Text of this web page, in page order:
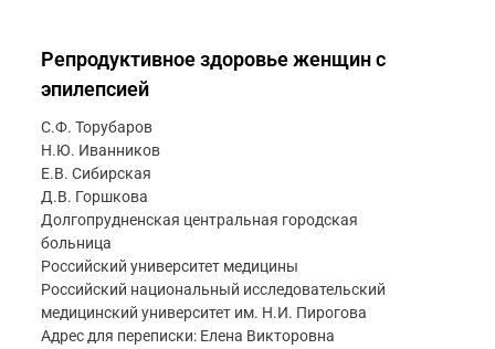
Репродуктивное здоровье женщин с
эпилепсией
С.Ф. Торубаров
Н.Ю. Иванников
Е.В. Сибирская
Д.В. Горшкова
Долгопрудненская центральная городская
больница
Российский университет медицины
Российский национальный исследовательский
медицинский университет им. Н.И. Пирогова
Адрес для переписки: Елена Викторовна